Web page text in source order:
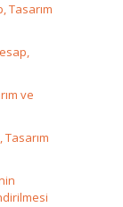
Tasarım
ve
Tasarım